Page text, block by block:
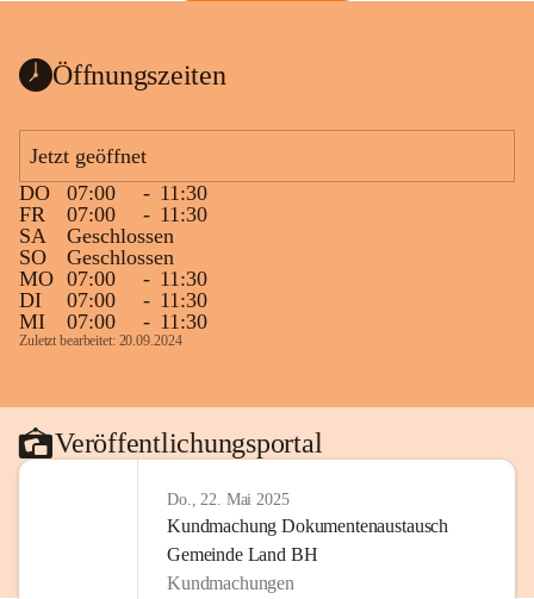
Öffnungszeiten
Jetzt geöffnet
DO
07:00 - 11:30
FR
07:00 - 11:30
SA
Geschlossen
SO
Geschlossen
MO 07:00 - 11:30
DI
07:00 - 11:30
MI
07:00 - 11:30
Zuletzt bearbeitet: 20.09.2024
Veröffentlichungsportal
Do., 22. Mai 2025
Kundmachung Dokumentenaustausch
Gemeinde Land BH
Kundmachungen